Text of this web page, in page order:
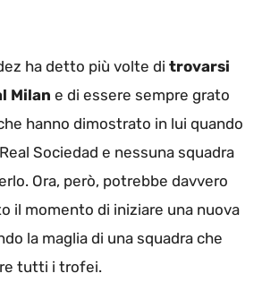
ha detto più volte di trovarsi
Milan e di essere sempre grato
hanno dimostrato in lui quando
Sociedad e nessuna squadra
Ora, però, potrebbe davvero
il momento di iniziare una nuova
la maglia di una squadra che
tutti i trofei.